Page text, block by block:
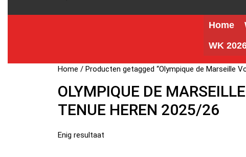
Home
WK
Home / Producten getagged “Olympique de Marseille
OLYMPIQUE DE
TENUE HEREN 2025/26
Enig resultaat